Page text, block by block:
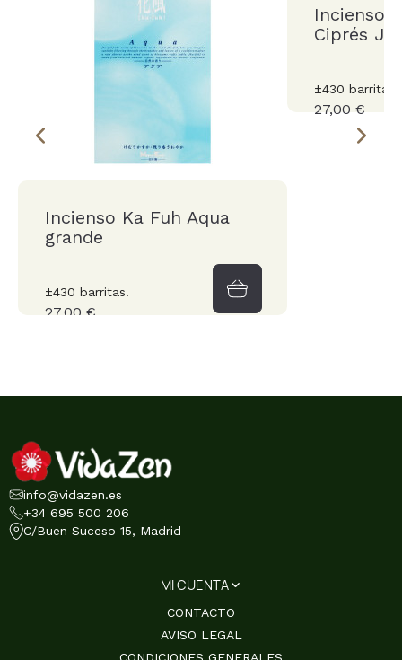
Incienso Ka Fuh Aqua
grande
±430 barritas.
27,00 €
Incienso
Ciprés
±430 barritas.
27,00 €
info@vidazen.es
+34 695 500 206
C/Buen Suceso 15, Madrid
MI CUENTA
CONTACTO
AVISO LEGAL